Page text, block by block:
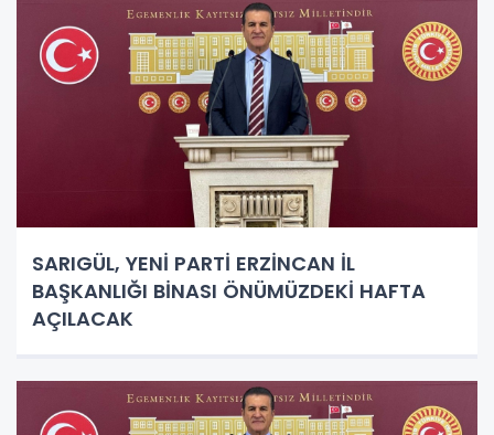
SARIGÜL, YENİ PARTİ ERZİNCAN İL
BAŞKANLIĞI BİNASI ÖNÜMÜZDEKİ HAFTA
AÇILACAK